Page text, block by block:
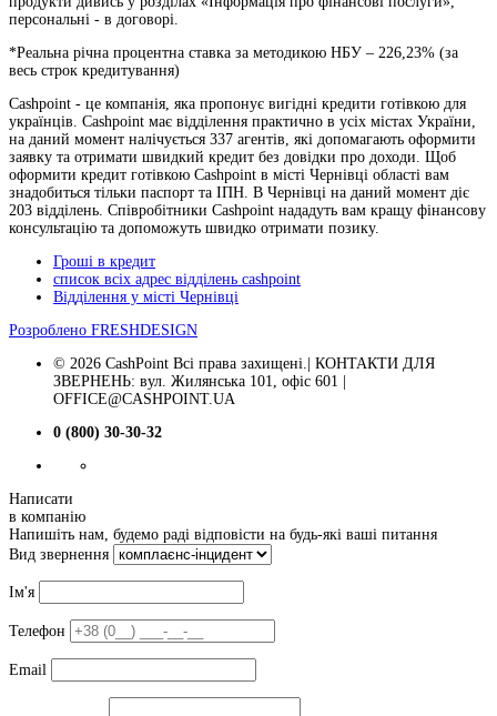
персональні - в договорі.
*Реальна річна процентна ставка за методикою НБУ – 226,23% (за
весь строк кредитування)
Cashpoint - це компанія, яка пропонує вигідні кредити готівкою для
українців. Cashpoint має відділення практично в усіх містах України,
на даний момент налічується 337 агентів, які допомагають оформити
заявку та отримати швидкий кредит без довідки про доходи. Щоб
оформити кредит готівкою Cashpoint в місті Чернівці області вам
знадобиться тільки паспорт та ІПН. В Чернівці на даний момент діє
203 відділень. Співробітники Cashpoint нададуть вам кращу фінансову
консультацію та допоможуть швидко отримати позику.
Гроші в кредит
список всіх адрес відділень cashpoint
Відділення у місті Чернівці
Розроблено FRESHDESIGN
© 2026 CashPoint Всі права захищені.| КОНТАКТИ ДЛЯ
ЗВЕРНЕНЬ: вул. Жилянська 101, офіс 601 |
OFFICE@CASHPOINT.UA
0 (800) 30-30-32
Написати
в компанію
Напишіть нам, будемо раді відповісти на будь-які ваші питання
Вид звернення
Ім'я
Телефон
Email